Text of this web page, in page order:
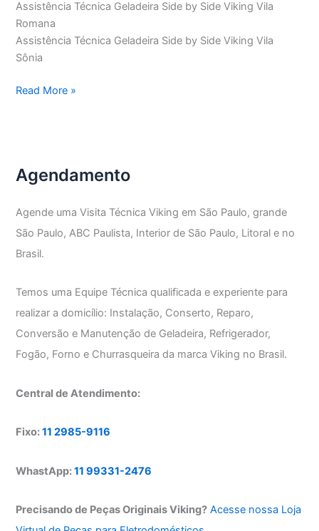
Assistência Técnica Geladeira Side by Side Viking Vila
Romana
Assistência Técnica Geladeira Side by Side Viking Vila
Sônia
Assistência
Side
Read More »
Agendamento
Agende uma Visita Técnica Viking em São Paulo, grande
São Paulo, ABC Paulista, Interior de São Paulo, Litoral e no
Brasil.
Temos uma Equipe Técnica qualificada e experiente para
realizar a domicílio: Instalação, Conserto, Reparo,
Conversão e Manutenção de Geladeira, Refrigerador,
Fogão, Forno e Churrasqueira da marca Viking no Brasil.
Central de Atendimento:
Fixo:11 2985-9116
WhastApp:11 99331-2476
Precisando de Peças Originais Viking? Acesse nossa Loja